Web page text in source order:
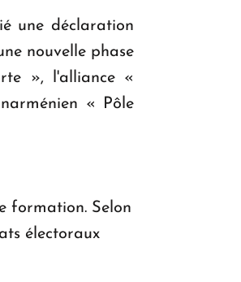
une déclaration
nouvelle phase
», l'alliance «
« Pôle
formation. Selon
électoraux